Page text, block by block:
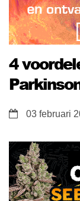
4
03 februari